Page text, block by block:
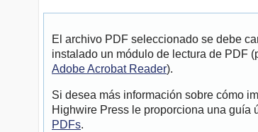
El archivo PDF seleccionado se debe
instalado un módulo de lectura de PDF
Adobe Acrobat Reader).
Si desea más información sobre cómo
Highwire Press le proporciona una guía
PDFs.